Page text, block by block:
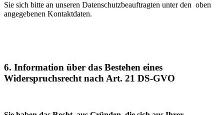
Sie sich bitte an unseren Datenschutz­beauftragten unter den oben
angegebenen Kontaktdaten.
6. Information über das Bestehen eines
Widerspruchsrecht nach Art. 21 DS-GVO